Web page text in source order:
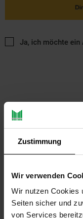
Zustimmung
Wir verwenden
Wir nutzen Cookies
Seiten sicher und
von Services
Ja, ich möchte ein
Produktbeschreibung